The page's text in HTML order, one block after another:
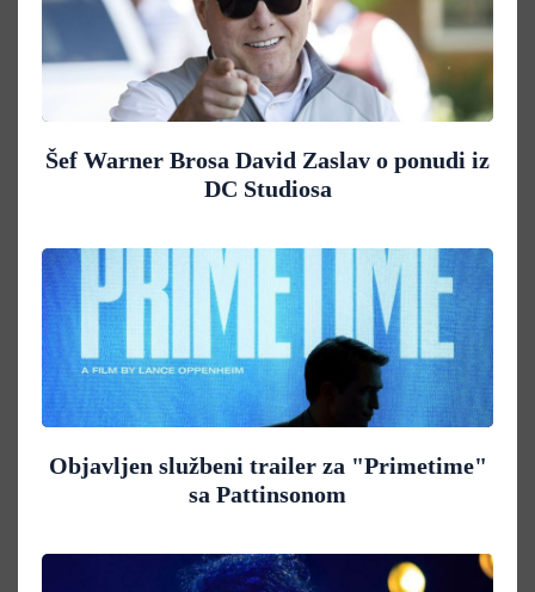
Šef Warner Brosa David Zaslav o ponudi iz
DC Studiosa
Objavljen službeni trailer za "Primetime"
sa Pattinsonom